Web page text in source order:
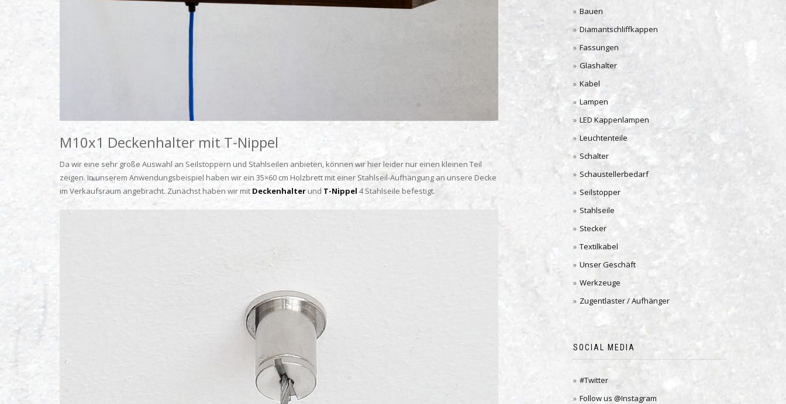
M10x1 Deckenhalter mit T-Nippel
Da wir eine sehr große Auswahl an Seilstoppern und Stahlseilen anbieten, können wir hier leider nur einen kleinen Teil
zeigen. In unserem Anwendungsbeispiel haben wir ein 35×60 cm Holzbrett mit einer Stahlseil-Aufhängung an unsere Decke
im Verkaufsraum angebracht. Zunächst haben wir mit Deckenhalterund T-Nippel 4 Stahlseile befestigt.
Bauen
Diamantschliffkappen
Fassungen
Glashalter
Kabel
Lampen
LED Kappenlampen
Leuchtenteile
Schalter
Schaustellerbedarf
Seilstopper
Stahlseile
Stecker
Textilkabel
Unser Geschäft
Werkzeuge
Zugentlaster / Aufhänger
SOCIAL MEDIA
#Twitter
Follow us @Instagram